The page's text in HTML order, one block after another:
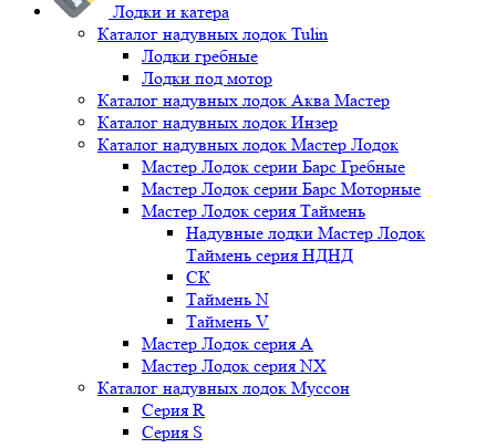
Лодки и катера
Каталог надувных лодок Tulin
Лодки гребные
Лодки под мотор
Каталог надувных лодок Аква Мастер
Каталог надувных лодок Инзер
Каталог надувных лодок Мастер Лодок
Мастер Лодок серии Барс Гребные
Мастер Лодок серии Барс Моторные
Мастер Лодок серия Таймень
Надувные лодки Мастер Лодок
Таймень серия НДНД
СК
Таймень N
Таймень V
Мастер Лодок серия А
Мастер Лодок серия NX
Каталог надувных лодок Муссон
Серия R
Серия S